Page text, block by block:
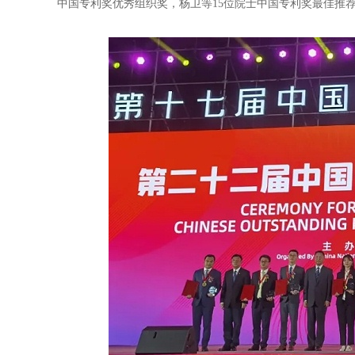
中国专利奖优秀组织奖，杨卫等15位院士中国专利奖最佳推